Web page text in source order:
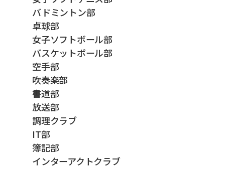
バドミントン部
卓球部
女子ソフトボール部
バスケットボール部
空手部
吹奏楽部
書道部
放送部
調理クラブ
IT部
簿記部
インターアクトクラブ